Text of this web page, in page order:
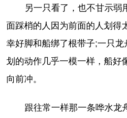
另一只看了，也不甘示弱
面踩梢的人因为前面的人划得
幸好脚和船绑了根带子;一只龙
划的动作几乎一模一样，船好
向前冲。
跟往常一样那一条哗水龙